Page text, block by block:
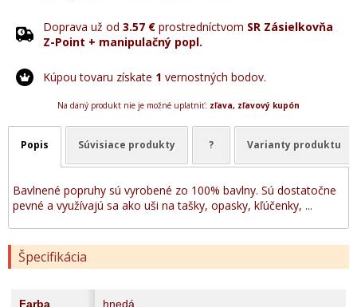
Doprava už od 3.57 € prostredníctvom SR Zásielkovňa
Z-Point + manipulačný popl.
Kúpou tovaru získate 1 vernostných bodov.
Na daný produkt nie je možné uplatniť: zľava, zľavový kupón
Popis Súvisiace produkty ? Varianty produktu
Bavlnené popruhy sú vyrobené zo 100% bavlny. Sú dostatočne
pevné a využívajú sa ako uši na tašky, opasky, kľúčenky, ...
Špecifikácia
Farba hnedá